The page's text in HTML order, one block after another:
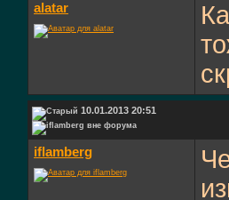
alatar
10.01.2013 20:51
iflamberg